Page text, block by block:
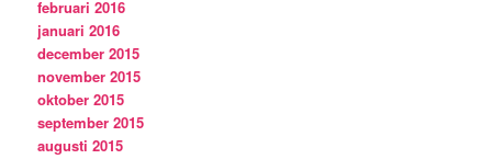
februari 2016
januari 2016
december 2015
november 2015
oktober 2015
september 2015
augusti 2015